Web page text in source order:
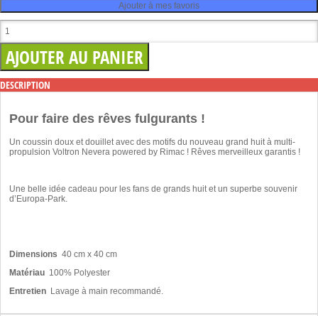
Ajouter à mes favoris
DESCRIPTION
Pour faire des rêves fulgurants !
Un coussin doux et douillet avec des motifs du nouveau grand huit à multi-
propulsion Voltron Nevera powered by Rimac ! Rêves merveilleux garantis !
Une belle idée cadeau pour les fans de grands huit et un superbe souvenir
d’Europa-Park.
Dimensions 40 cm x 40 cm
Matériau 100% Polyester
Entretien Lavage à main recommandé.